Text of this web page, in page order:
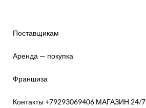
Поставщикам
Аренда — покупка
Франшиза
Контакты +79293069406 МАГАЗИН 24/7